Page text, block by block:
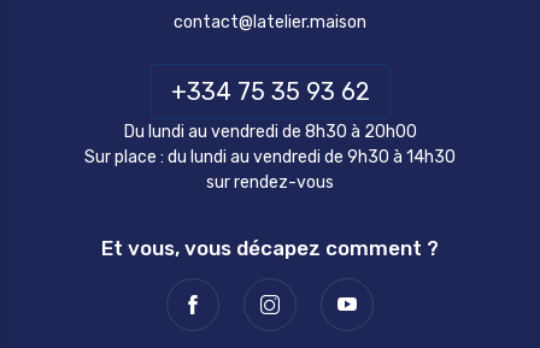
contact@latelier.maison
+334 75 35 93 62
Du lundi au vendredi de 8h30 à 20h00
Sur place : du lundi au vendredi de 9h30 à 14h30
sur rendez-vous
Et vous, vous décapez comment ?